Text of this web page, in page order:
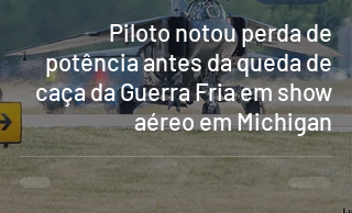
Piloto notou perda de
potência antes da queda de
caça da Guerra Fria em show
aéreo em Michigan